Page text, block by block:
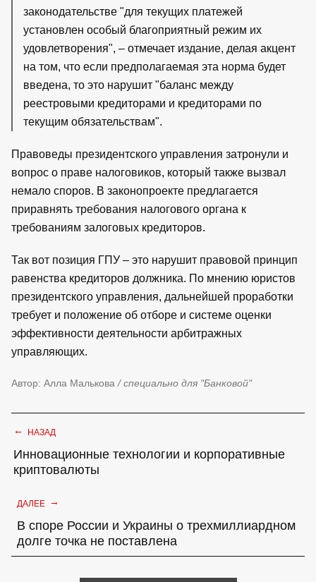
законодательстве "для текущих платежей
установлен особый благоприятный режим их
удовлетворения", – отмечает издание, делая акцент
на том, что если предполагаемая эта норма будет
введена, то это нарушит "баланс между
реестровыми кредиторами и кредиторами по
текущим обязательствам".
Правоведы президентского управления затронули и
вопрос о праве налоговиков, который также вызвал
немало споров. В законопроекте предлагается
приравнять требования налогового органа к
требованиям залоговых кредиторов.
Так вот позиция ГПУ – это нарушит правовой принцип
равенства кредиторов должника. По мнению юристов
президентского управления, дальнейшей проработки
требует и положение об отборе и системе оценки
эффективности деятельности арбитражных
управляющих.
Автор: Алла Малькова / специально для "Банковой"
← НАЗАД
Инновационные технологии и корпоративные
криптовалюты
ДАЛЕЕ →
В споре России и Украины о трехмиллиардном
долге точка не поставлена